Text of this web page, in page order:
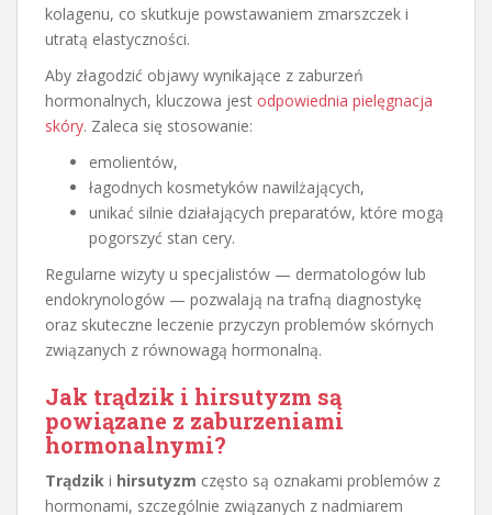
kolagenu, co skutkuje powstawaniem zmarszczek i
utratą elastyczności.
Aby złagodzić objawy wynikające z zaburzeń
hormonalnych, kluczowa jest odpowiednia pielęgnacja
skóry. Zaleca się stosowanie:
emolientów,
łagodnych kosmetyków nawilżających,
unikać silnie działających preparatów, które mogą
pogorszyć stan cery.
Regularne wizyty u specjalistów — dermatologów lub
endokrynologów — pozwalają na trafną diagnostykę
oraz skuteczne leczenie przyczyn problemów skórnych
związanych z równowagą hormonalną.
Jak trądzik i hirsutyzm są
powiązane z zaburzeniami
hormonalnymi?
Trądzik i hirsutyzm często są oznakami problemów z
hormonami, szczególnie związanych z nadmiarem